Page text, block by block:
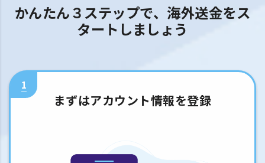
かんたん３ステップで、海外送金をス
タートしましょう
1
まずはアカウント情報を登録